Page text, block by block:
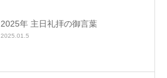
2025年 主日礼拝の御言葉
2025.01.5